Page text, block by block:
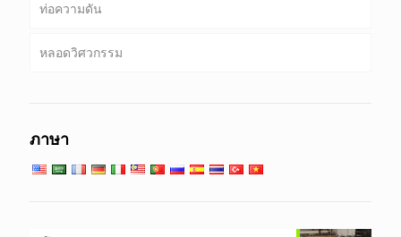
เจาะท่อน้ำหนักหนัก & เจาะคอ
บริการพิเศษและการเคลือบ & ท่อเรียงราย
กลม, สแควร์ & ท่อสี่เหลี่ยม
ท่อชุบสังกะสี
ท่อความดัน
หม้อไอน้ำ, แลกเปลี่ยนความร้อน, คอนเดนเซอร์ & หลอด
หลอดวิศวกรรม
วิศวกรรมและความแม่นยำหลอด
ภาษา